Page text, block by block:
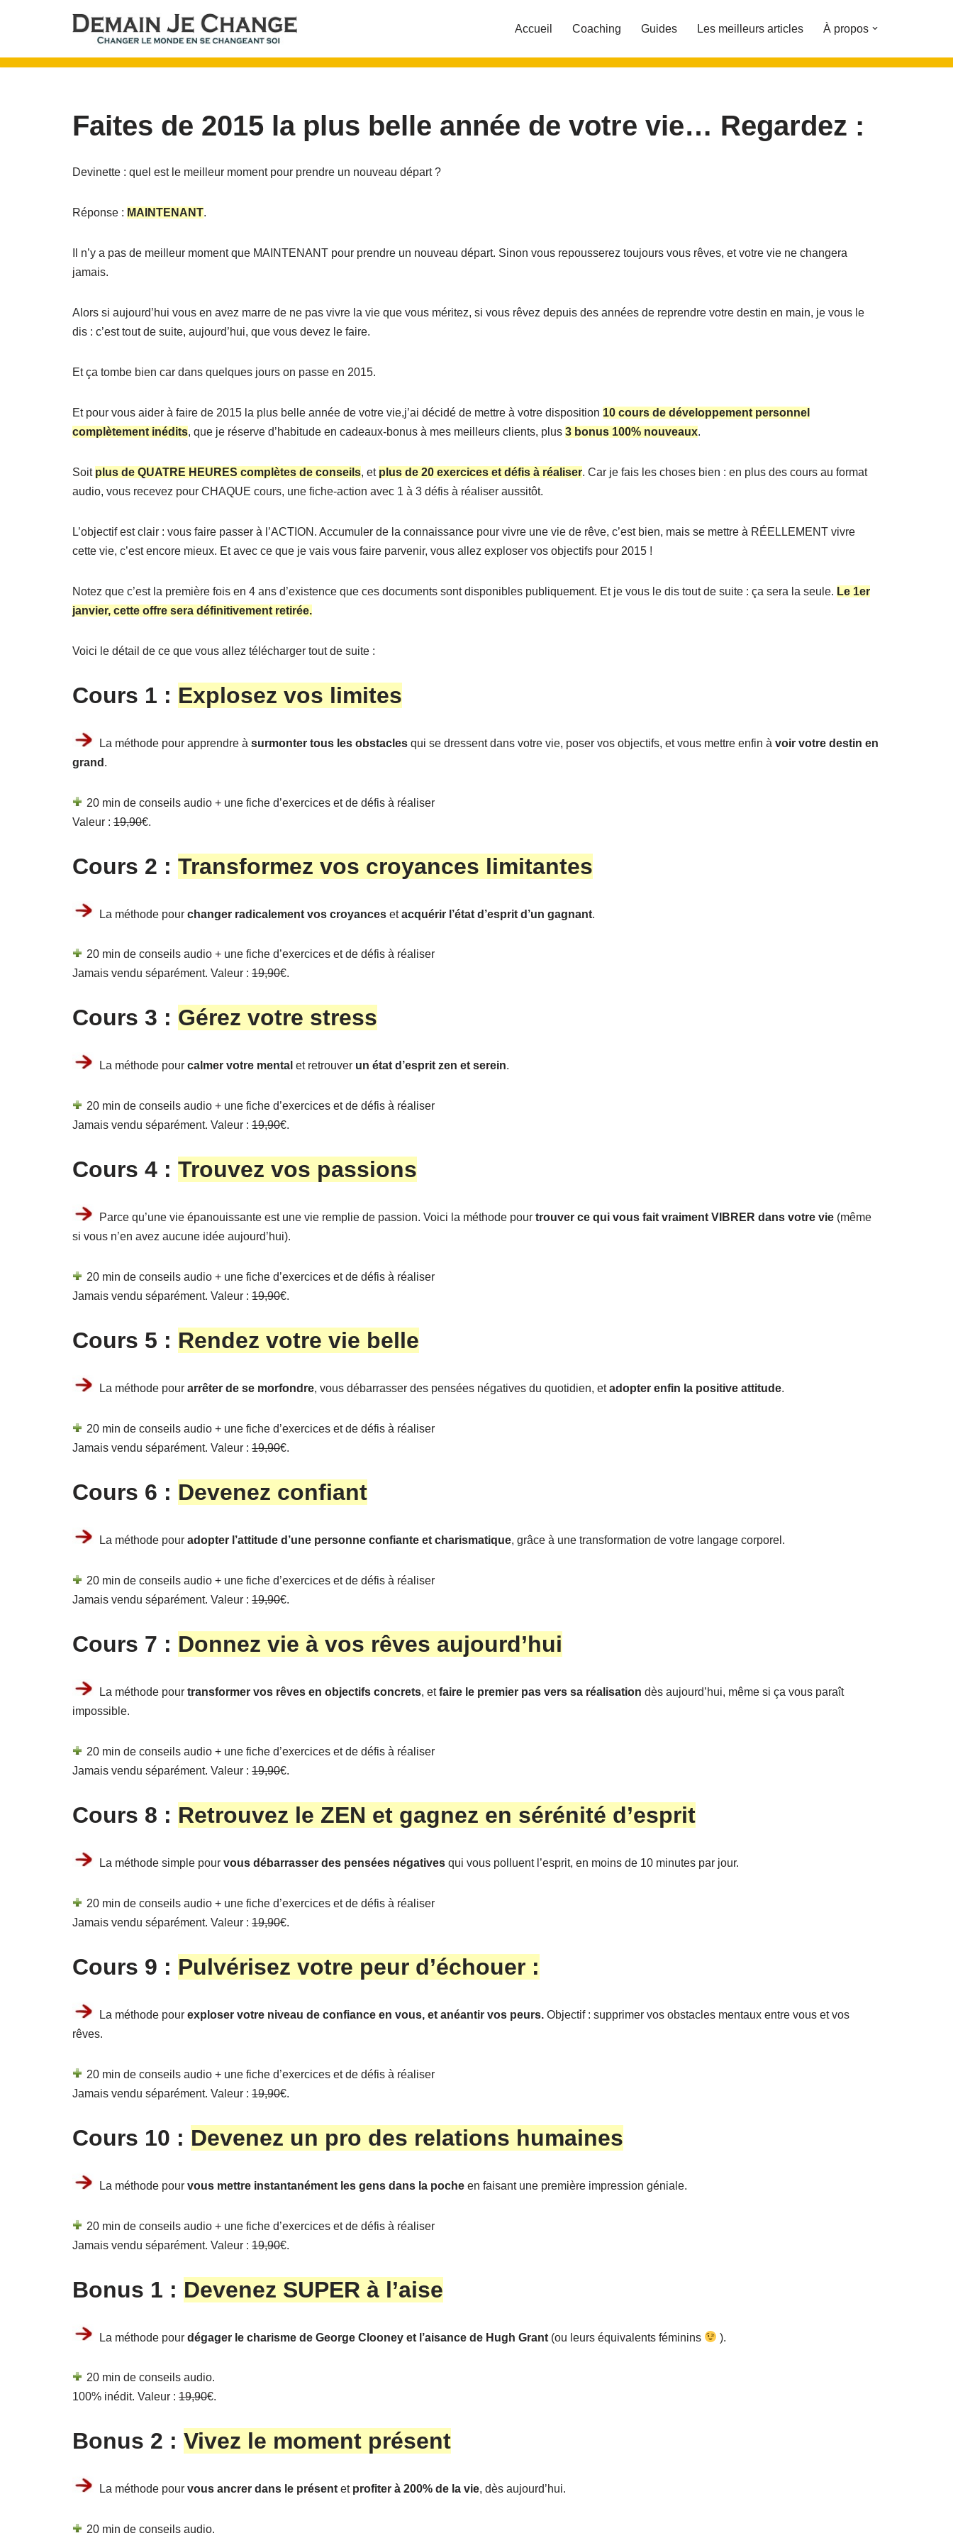
au
Accueil Coaching Guides Les meilleurs articles À propos
Faites de 2015 la plus belle année de votre vie… Regardez :
Devinette : quel est le meilleur moment pour prendre un nouveau départ ?
Réponse : MAINTENANT.
Il n’y a pas de meilleur moment que MAINTENANT pour prendre un nouveau départ. Sinon vous repousserez toujours vous rêves, et votre vie ne changera
jamais.
Alors si aujourd’hui vous en avez marre de ne pas vivre la vie que vous méritez, si vous rêvez depuis des années de reprendre votre destin en main, je vous le
dis : c’est tout de suite, aujourd’hui, que vous devez le faire.
Et ça tombe bien car dans quelques jours on passe en 2015.
Et pour vous aider à faire de 2015 la plus belle année de votre vie,j’ai décidé de mettre à votre disposition 10 cours de développement personnel
complètement inédits, que je réserve d’habitude en cadeaux-bonus à mes meilleurs clients, plus 3 bonus 100% nouveaux.
Soit plus de QUATRE HEURES complètes de conseils, et plus de 20 exercices et défis à réaliser. Car je fais les choses bien : en plus des cours au format
audio, vous recevez pour CHAQUE cours, une fiche-action avec 1 à 3 défis à réaliser aussitôt.
L’objectif est clair : vous faire passer à l’ACTION. Accumuler de la connaissance pour vivre une vie de rêve, c’est bien, mais se mettre à RÉELLEMENT vivre
cette vie, c’est encore mieux. Et avec ce que je vais vous faire parvenir, vous allez exploser vos objectifs pour 2015 !
Notez que c’est la première fois en 4 ans d’existence que ces documents sont disponibles publiquement. Et je vous le dis tout de suite : ça sera la seule. Le 1er
janvier, cette offre sera définitivement retirée.
Voici le détail de ce que vous allez télécharger tout de suite :
Cours 1 : Explosez vos limites
La méthode pour apprendre à surmonter tous les obstacles qui se dressent dans votre vie, poser vos objectifs, et vous mettre enfin à voir votre destin en
grand .
20 min de conseils audio + une fiche d’exercices et de défis à réaliser
Valeur : 19,90€.
Cours 2 : Transformez vos croyances limitantes
La méthode pour changer radicalement vos croyances etacquérir l’état d’esprit d’un gagnant.
20 min de conseils audio + une fiche d’exercices et de défis à réaliser
Jamais vendu séparément. Valeur : 19,90€.
Cours 3 : Gérez votre stress
La méthode pour calmer votre mental et retrouver un état d’esprit zen et serein.
20 min de conseils audio + une fiche d’exercices et de défis à réaliser
Jamais vendu séparément. Valeur : 19,90€.
Cours 4 : Trouvez vos passions
Parce qu’une vie épanouissante est une vie remplie de passion. Voici la méthode pour trouver ce qui vous fait vraiment VIBRER dans votre vie (même
si vous n’en avez aucune idée aujourd’hui).
20 min de conseils audio + une fiche d’exercices et de défis à réaliser
Jamais vendu séparément. Valeur : 19,90€.
Cours 5 : Rendez votre vie belle
La méthode pour arrêter de se morfondre, vous débarrasser des pensées négatives du quotidien, etadopter enfin la positive attitude.
20 min de conseils audio + une fiche d’exercices et de défis à réaliser
Jamais vendu séparément. Valeur : 19,90€.
Cours 6 : Devenez confiant
La méthode pour adopter l’attitude d’une personne confiante et charismatique, grâce à une transformation de votre langage corporel.
20 min de conseils audio + une fiche d’exercices et de défis à réaliser
Jamais vendu séparément. Valeur : 19,90€.
Cours 7 : Donnez vie à vos rêves aujourd’hui
La méthode pour transformer vos rêves en objectifs concrets, etfaire le premier pas vers sa réalisation dès aujourd’hui, même si ça vous paraît
impossible.
20 min de conseils audio + une fiche d’exercices et de défis à réaliser
Jamais vendu séparément. Valeur : 19,90€.
Cours 8 : Retrouvez le ZEN et gagnez en sérénité d’esprit
La méthode simple pour vous débarrasser des pensées négatives qui vous polluent l’esprit, en moins de 10 minutes par jour.
20 min de conseils audio + une fiche d’exercices et de défis à réaliser
Jamais vendu séparément. Valeur : 19,90€.
Cours 9 : Pulvérisez votre peur d’échouer :
La méthode pour exploser votre niveau de confiance en vous, et anéantir vos peurs. Objectif : supprimer vos obstacles mentaux entre vous et vos
rêves.
20 min de conseils audio + une fiche d’exercices et de défis à réaliser
Jamais vendu séparément. Valeur : 19,90€.
Cours 10 : Devenez un pro des relations humaines
La méthode pour vous mettre instantanément les gens dans la poche en faisant une première impression géniale.
20 min de conseils audio + une fiche d’exercices et de défis à réaliser
Jamais vendu séparément. Valeur : 19,90€.
Bonus 1 : Devenez SUPER à l’aise
La méthode pour dégager le charisme de George Clooney et l’aisance de Hugh Grant (ou leurs équivalents féminins ).
20 min de conseils audio.
100% inédit. Valeur : 19,90€.
Bonus 2 : Vivez le moment présent
La méthode pour vous ancrer dans le présent etprofiter à 200% de la vie, dès aujourd’hui.
20 min de conseils audio.